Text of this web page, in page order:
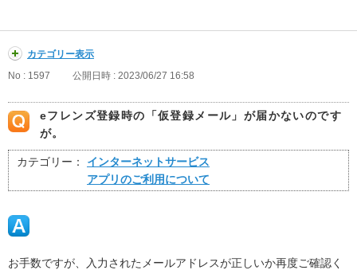
カテゴリー表示
No : 1597
公開日時 : 2023/06/27 16:58
eフレンズ登録時の「仮登録メール」が届かないのです
が。
カテゴリー：
インターネットサービス
アプリのご利用について
お手数ですが、入力されたメールアドレスが正しいか再度ご確認く